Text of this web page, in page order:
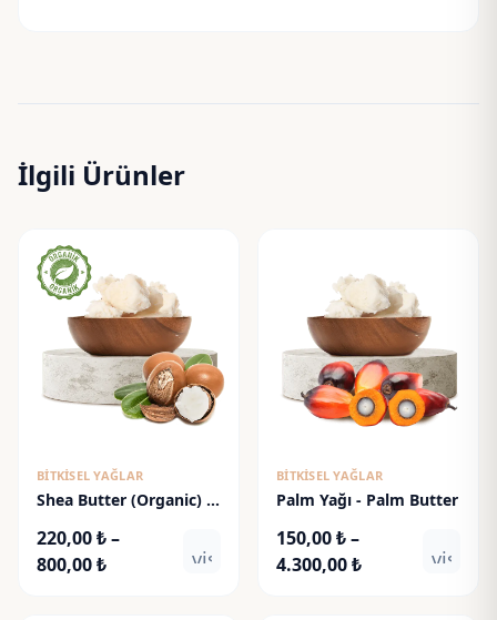
İlgili Ürünler
BITKISEL YAĞLAR
Shea Butter (Organic) -
220,00₺–
800,00₺Fiyat
visibility
BITKISEL YAĞLAR
Palm Yağı - Palm Butter
150,00₺–
4.300,00₺Fiyat